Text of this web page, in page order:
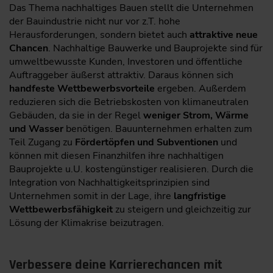
Das Thema nachhaltiges Bauen stellt die Unternehmen
der Bauindustrie nicht nur vor z.T. hohe
Herausforderungen, sondern bietet auch attraktive neue
Chancen. Nachhaltige Bauwerke und Bauprojekte sind für
umweltbewusste Kunden, Investoren und öffentliche
Auftraggeber äußerst attraktiv. Daraus können sich
handfeste Wettbewerbsvorteile ergeben. Außerdem
reduzieren sich die Betriebskosten von klimaneutralen
Gebäuden, da sie in der Regelweniger Strom, Wärme
und Wasser benötigen. Bauunternehmen erhalten zum
Teil Zugang zu Fördertöpfen und Subventionen und
können mit diesen Finanzhilfen ihre nachhaltigen
Bauprojekte u.U. kostengünstiger realisieren. Durch die
Integration von Nachhaltigkeitsprinzipien sind
Unternehmen somit in der Lage, ihre langfristige
Wettbewerbsfähigkeit zu steigern und gleichzeitig zur
Lösung der Klimakrise beizutragen.
Verbessere deine Karrierechancen mit